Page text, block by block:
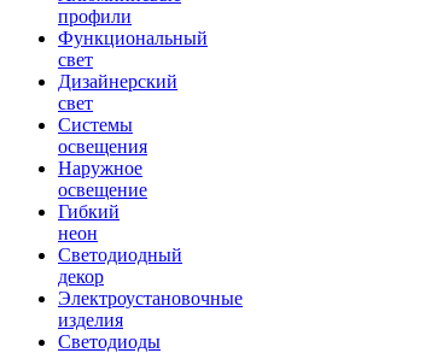
профили
Функциональный
свет
Дизайнерский
свет
Системы
освещения
Наружное
освещение
Гибкий
неон
Светодиодный
декор
Электроустановочные
изделия
Светодиоды